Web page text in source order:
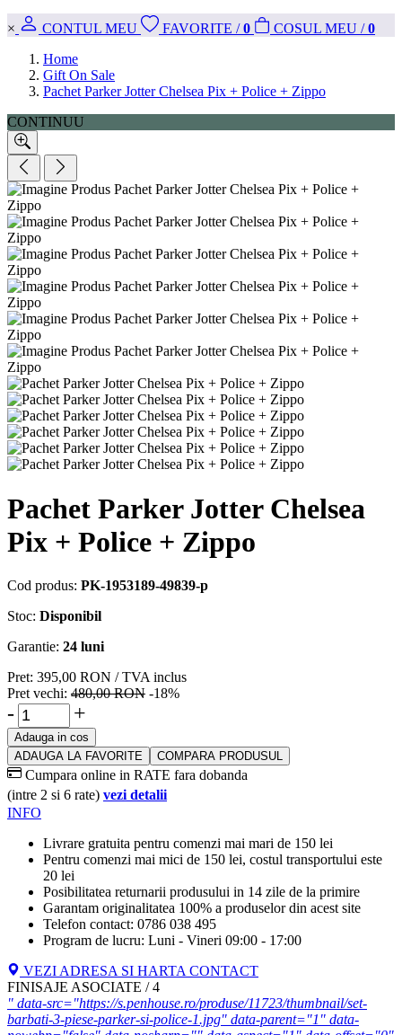
× CONTUL MEU FAVORITE / 0 COSUL MEU / 0
Home
Gift On Sale
Pachet Parker Jotter Chelsea Pix + Police + Zippo
CONTINUU
Pachet Parker Jotter Chelsea
Pix + Police + Zippo
Cod produs: PK-1953189-49839-p
Stoc: Disponibil
Garantie: 24 luni
Pret: 395,00 RON / TVA inclus
Pret vechi: 480,00RON -18%
- +
Adauga in cos
ADAUGA LA FAVORITE
COMPARA PRODUSUL
Cumpara online in RATE fara dobanda
(intre 2 si 6 rate) vezi detalii
INFO
Livrare gratuita pentru comenzi mai mari de 150 lei
Pentru comenzi mai mici de 150 lei, costul transportului este
20 lei
Posibilitatea returnarii produsului in 14 zile de la primire
Garantam originalitatea 100% a produselor din acest site
Telefon contact: 0786 038 495
Program de lucru: Luni - Vineri 09:00 - 17:00
VEZI ADRESA SI HARTA CONTACT
FINISAJE ASOCIATE / 4
" data-src="https://s.penhouse.ro/produse/11723/thumbnail/set-
barbati-3-piese-parker-si-police-1.jpg" data-parent="1" data-